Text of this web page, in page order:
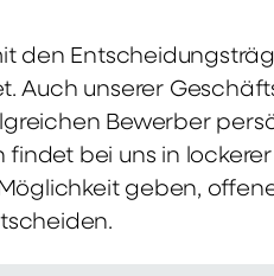
den
Auch unserer
Bewerber
findet bei uns in
geben,